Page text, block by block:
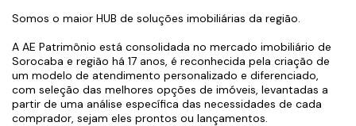
Somos o maior HUB de soluções imobiliárias da região.
A AE Patrimônio está consolidada no mercado imobiliário de
Sorocaba e região há 17 anos, é reconhecida pela criação de
um modelo de atendimento personalizado e diferenciado,
com seleção das melhores opções de imóveis, levantadas a
partir de uma análise específica das necessidades de cada
comprador, sejam eles prontos ou lançamentos.